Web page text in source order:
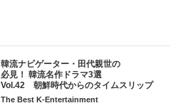
韓流ナビゲーター・田代親世の
必見！ 韓流名作ドラマ3選
Vol.42 朝鮮時代からのタイムスリップ
The Best K-Entertainment